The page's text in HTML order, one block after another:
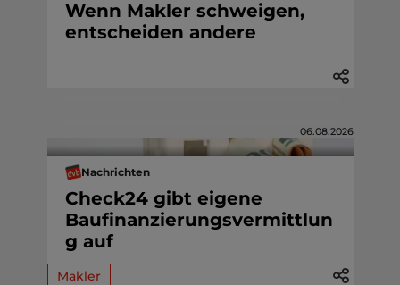
Wenn Makler schweigen,
entscheiden andere
06.08.2026
Nachrichten
Check24 gibt eigene
Baufinanzierungsvermittlun
g auf
Makler